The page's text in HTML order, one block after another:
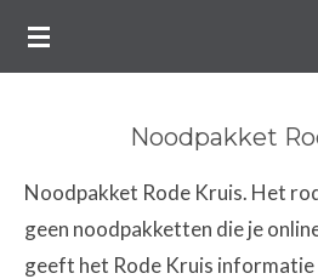
Ga
Noodpakket
Noodpakket Rode Kruis. Het
geen noodpakketten die je
geeft het Rode Kruis